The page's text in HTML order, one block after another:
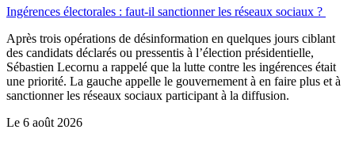
Ingérences électorales : faut-il sanctionner les réseaux sociaux ?
Après trois opérations de désinformation en quelques jours ciblant
des candidats déclarés ou pressentis à l’élection présidentielle,
Sébastien Lecornu a rappelé que la lutte contre les ingérences était
une priorité. La gauche appelle le gouvernement à en faire plus et à
sanctionner les réseaux sociaux participant à la diffusion.
Le 6 août 2026